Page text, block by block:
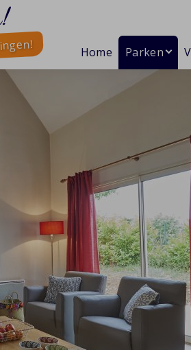
Home Parken